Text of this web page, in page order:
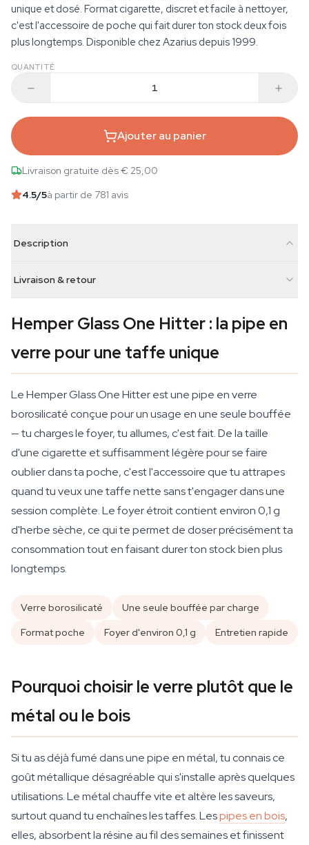
unique et dosé. Format cigarette, discret et facile à nettoyer,
c'est l'accessoire de poche qui fait durer ton stock deux fois
plus longtemps. Disponible chez Azarius depuis 1999.
QUANTITÉ
Ajouter au panier
Livraison gratuite dès € 25,00
4.5/5à partir de 781 avis
Description
Livraison & retour
Hemper Glass One Hitter : la pipe en
verre pour une taffe unique
Le Hemper Glass One Hitter est une pipe en verre
borosilicaté conçue pour un usage en une seule bouffée
— tu charges le foyer, tu allumes, c'est fait. De la taille
d'une cigarette et suffisamment légère pour se faire
oublier dans ta poche, c'est l'accessoire que tu attrapes
quand tu veux une taffe nette sans t'engager dans une
session complète. Le foyer étroit contient environ 0,1 g
d'herbe sèche, ce qui te permet de doser précisément ta
consommation tout en faisant durer ton stock bien plus
longtemps.
Verre borosilicaté
Une seule bouffée par charge
Format poche
Foyer d'environ 0,1 g Entretien rapide
Pourquoi choisir le verre plutôt que le
métal ou le bois
Si tu as déjà fumé dans une pipe en métal, tu connais ce
goût métallique désagréable qui s'installe après quelques
utilisations. Le métal chauffe vite et altère les saveurs,
surtout quand tu enchaînes les taffes. Lespipes en bois,
elles, absorbent la résine au fil des semaines et finissent